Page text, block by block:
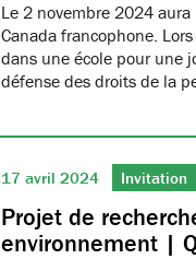
Le 2 novembre 2024
Canada francophone.
dans une école pour une
défense des droits de la
17 avril 2024 Invitation
Projet de
environnement |